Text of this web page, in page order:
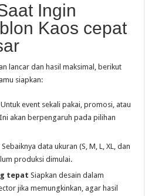
Ingin
Kaos cepat
lancar dan hasil maksimal, berikut
siapkan:
Untuk event sekali pakai, promosi, atau
akan berpengaruh pada pilihan
Sebaiknya data ukuran (S, M, L, XL, dan
produksi dimulai.
tepat Siapkan desain dalam
jika memungkinkan, agar hasil